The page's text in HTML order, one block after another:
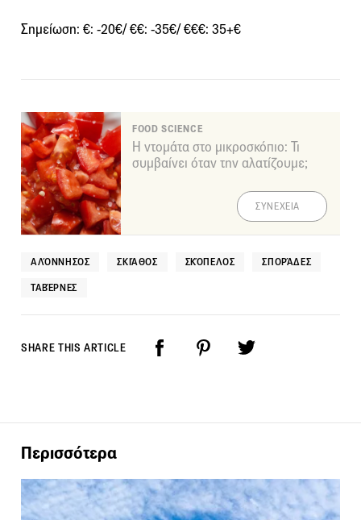
Σημείωση: €: -20€/ €€: -35€/ €€€: 35+€
FOOD SCIENCE
Η ντομάτα στο μικροσκόπιο: Τι
συμβαίνει όταν την αλατίζουμε;
ΣΥΝΕΧΕΙΑ
ΑΛΌΝΝΗΣΟΣ ΣΚΙΆΘΟΣ ΣΚΌΠΕΛΟΣ ΣΠΟΡΆΔΕΣ
ΤΑΒΈΡΝΕΣ
SHARE THIS ARTICLE
Περισσότερα